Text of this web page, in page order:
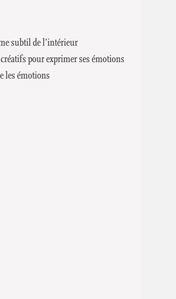
subtil de l’intérieur
pour exprimer ses émotions
les émotions